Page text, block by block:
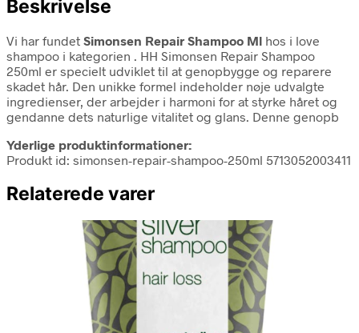
Beskrivelse
Vi har fundet Simonsen Repair Shampoo Ml hos i love
shampoo i kategorien . HH Simonsen Repair Shampoo
250ml er specielt udviklet til at genopbygge og reparere
skadet hår. Den unikke formel indeholder nøje udvalgte
ingredienser, der arbejder i harmoni for at styrke håret og
gendanne dets naturlige vitalitet og glans. Denne genopb
Yderlige produktinformationer:
Produkt id: simonsen-repair-shampoo-250ml 5713052003411
Relaterede varer